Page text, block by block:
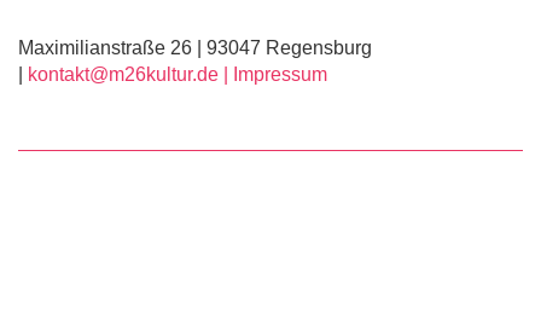
Maximilianstraße 26 | 93047 Regensburg
kontakt@m26kultur.de | Impressum